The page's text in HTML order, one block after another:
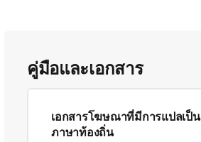
คู่มือและเอกสาร
เอกสารโฆษณาที่มีการแปลเป็น
ภาษาท้องถิ่น